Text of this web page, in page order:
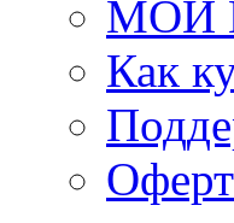
МОИ
Как